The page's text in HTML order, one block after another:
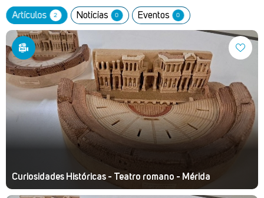
Artículos 2 Noticias 0 Eventos 0
Curiosidades Históricas - Teatro romano - Mérida